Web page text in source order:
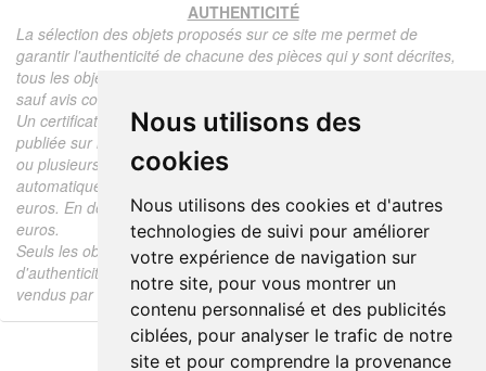
Nous utilisons des
cookies
Nous utilisons des cookies et d'autres
technologies de suivi pour améliorer
votre expérience de navigation sur
notre site, pour vous montrer un
contenu personnalisé et des publicités
ciblées, pour analyser le trafic de notre
site et pour comprendre la provenance
AUTHENTICITÉ
La sélection des objets proposés sur ce site me permet de
garantir l'authenticité de chacune des pièces qui y sont décrites,
tous les objets proposés sont garantis d'époque et authentiques,
sauf avis contraire ou restriction dans la description.
Un certificat d'authenticité de l'objet reprenant la description
publiée sur le site, l'époque, le prix de vente, accompagné d'une
ou plusieurs photographies en couleurs est communiqué
automatiquement pour tout objet dont le prix est supérieur à 130
euros. En dessous de ce prix chaque certificat est facturé 5
euros.
Seuls les objets vendus par mes soins font l'objet d'un certificat
d'authenticité, je ne fais aucun rapport d'expertise pour les objets
vendus par des tiers (confrères ou collectionneurs).